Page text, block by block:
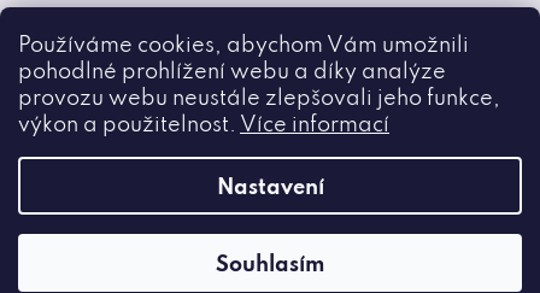
Používáme cookies, abychom Vám umožnili
pohodlné prohlížení webu a díky analýze
provozu webu neustále zlepšovali jeho funkce,
výkon a použitelnost. Více informací
Nastavení
Souhlasím
Goldwell
Vytvořil Shoptet
Copyright 2026Cmiral.cz
Všechna práva vyhrazena.